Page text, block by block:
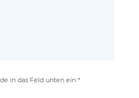
in das Feld unten ein *